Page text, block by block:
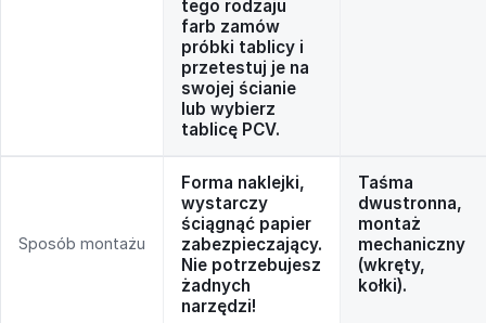
tego rodzaju
farb zamów
próbki tablicy i
przetestuj je na
swojej ścianie
lub wybierz
tablicę PCV.
Sposób montażu
Forma naklejki,
wystarczy
ściągnąć papier
zabezpieczający.
Nie potrzebujesz
żadnych
narzędzi!
Taśma
dwustronna,
montaż
mechaniczny
(wkręty,
kołki).